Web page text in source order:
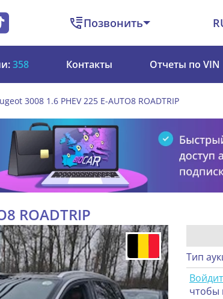
Позвонить
358 Контакты Отчеты по VIN
3008 1.6 PHEV 225 E-AUTO8 ROADTRIP
ROADTRIP
Тип
чтобы